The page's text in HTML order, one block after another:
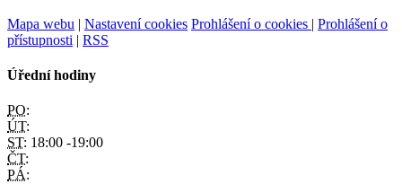
Mapa webu | Nastavení cookies Prohlášení o cookies | Prohlášení o
přístupnosti | RSS
Úřední hodiny
PO:
ÚT:
ST: 18:00 -19:00
ČT:
PÁ: